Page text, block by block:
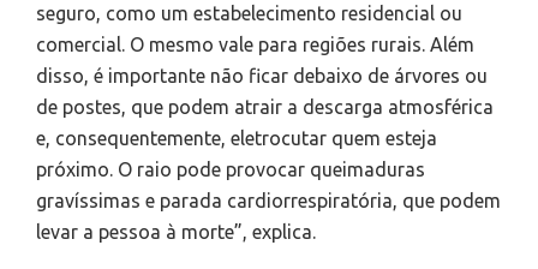
seguro, como um estabelecimento residencial ou
comercial. O mesmo vale para regiões rurais. Além
disso, é importante não ficar debaixo de árvores ou
de postes, que podem atrair a descarga atmosférica
e, consequentemente, eletrocutar quem esteja
próximo. O raio pode provocar queimaduras
gravíssimas e parada cardiorrespiratória, que podem
levar a pessoa à morte”, explica.